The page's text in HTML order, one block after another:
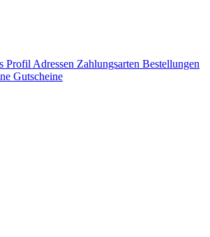
Profil Adressen Zahlungsarten Bestellungen
Gutscheine